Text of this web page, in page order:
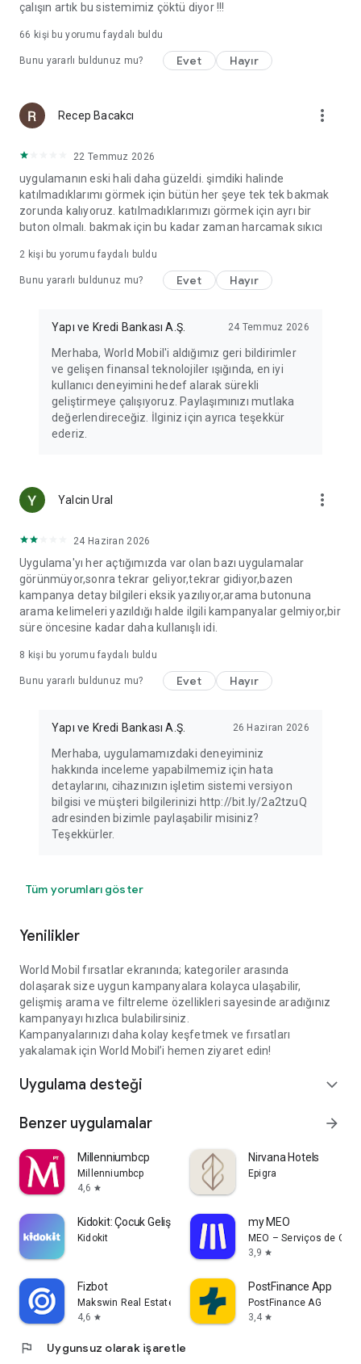
çalışın artık bu sistemimiz çöktü diyor !!!
66 kişi bu yorumu faydalı buldu
Bunu yararlı buldunuz mu? Evet Hayır
Recep Bacakcı more_vert
22 Temmuz 2026
uygulamanın eski hali daha güzeldi. şimdiki halinde
katılmadıklarımı görmek için bütün her şeye tek tek bakmak
zorunda kalıyoruz. katılmadıklarımızı görmek için ayrı bir
buton olmalı. bakmak için bu kadar zaman harcamak sıkıcı
2 kişi bu yorumu faydalı buldu
Bunu yararlı buldunuz mu? Evet Hayır
Yapı ve Kredi Bankası A.Ş. 24 Temmuz 2026
Merhaba, World Mobil'i aldığımız geri bildirimler
ve gelişen finansal teknolojiler ışığında, en iyi
kullanıcı deneyimini hedef alarak sürekli
geliştirmeye çalışıyoruz. Paylaşımınızı mutlaka
değerlendireceğiz. İlginiz için ayrıca teşekkür
ederiz.
Yalcin Ural more_vert
24 Haziran 2026
Uygulama'yı her açtığımızda var olan bazı uygulamalar
görünmüyor,sonra tekrar geliyor,tekrar gidiyor,bazen
kampanya detay bilgileri eksik yazılıyor,arama butonuna
arama kelimeleri yazıldığı halde ilgili kampanyalar gelmiyor,bir
süre öncesine kadar daha kullanışlı idi.
8 kişi bu yorumu faydalı buldu
Bunu yararlı buldunuz mu? Evet Hayır
Yapı ve Kredi Bankası A.Ş. 26 Haziran 2026
Merhaba, uygulamamızdaki deneyiminiz
hakkında inceleme yapabilmemiz için hata
detaylarını, cihazınızın işletim sistemi versiyon
bilgisi ve müşteri bilgilerinizi http://bit.ly/2a2tzuQ
adresinden bizimle paylaşabilir misiniz?
Teşekkürler.
Tüm yorumları göster
Yenilikler
World Mobil fırsatlar ekranında; kategoriler arasında
dolaşarak size uygun kampanyalara kolayca ulaşabilir,
gelişmiş arama ve filtreleme özellikleri sayesinde aradığınız
kampanyayı hızlıca bulabilirsiniz.
Kampanyalarınızı daha kolay keşfetmek ve fırsatları
yakalamak için World Mobil’i hemen ziyaret edin!
Uygulama desteği expand_more
Benzer uygulamalar arrow_forward
Millenniumbcp
Millenniumbcp
4,6 star
Nirvana Hotels
Epigra
Kidokit: Çocuk Gelişimi
Kidokit
my MEO
MEO – Serviços de
3,9 star
Fizbot
Makswin Real Estate Technologies
4,6 star
PostFinance App
PostFinance AG
3,4 star
flag Uygunsuz olarak işaretle